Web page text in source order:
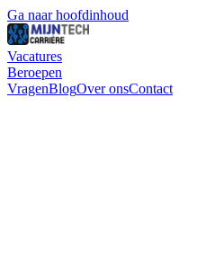
Ga naar hoofdinhoud
Vacatures
Beroepen
VragenBlogOver onsContact